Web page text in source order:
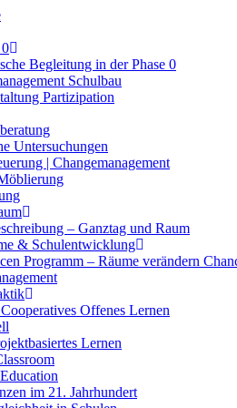
Begleitung in der Phase 0
Schulbau
Partizipation
Untersuchungen
| Changemanagement
– Ganztag und Raum
& Schulentwicklung
Programm – Räume verändern
Offenes Lernen
Lernen
im 21. Jahrhundert